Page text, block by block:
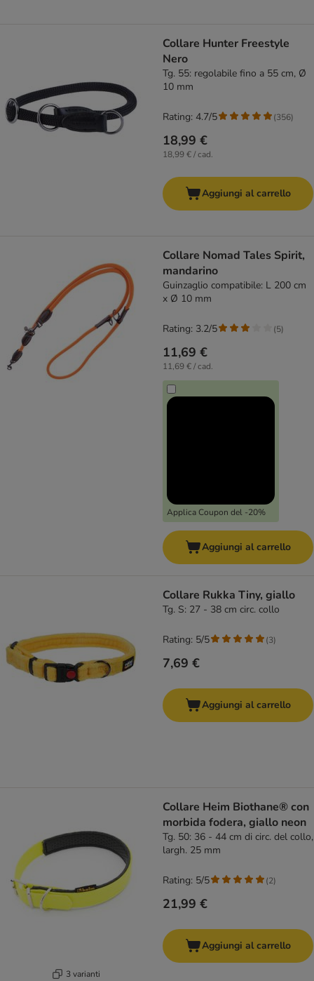
Collare Hunter Freestyle
Nero
Tg. 55: regolabile fino a 55 cm, Ø
10 mm
18,99 €
18,99 € / cad.
Rating: 4.7/5 (356)
Aggiungi al carrello
Collare Nomad Tales Spirit,
mandarino
Guinzaglio compatibile: L 200 cm
x Ø 10 mm
11,69 €
11,69 € / cad.
Applica Coupon del -20%
Rating: 3.2/5 (5)
Aggiungi al carrello
Collare Rukka Tiny, giallo
Tg. S: 27 - 38 cm circ. collo
7,69 €
Rating: 5/5 (3)
Aggiungi al carrello
3 varianti
Collare Heim Biothane® con
morbida fodera, giallo neon
Tg. 50: 36 - 44 cm di circ. del collo,
largh. 25 mm
21,99 €
Rating: 5/5 (2)
Aggiungi al carrello